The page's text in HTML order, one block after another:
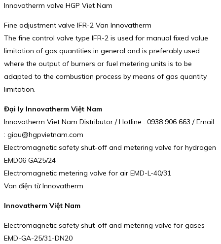
Innovatherm valve HGP Viet Nam
Fine adjustment valve IFR-2 Van Innovatherm
The fine control valve type IFR-2 is used for manual fixed value
limitation of gas quantities in general and is preferably used
where the output of burners or fuel metering units is to be
adapted to the combustion process by means of gas quantity
limitation.
Đại ly Innovatherm Việt Nam
Innovatherm Viet Nam Distributor / Hotline : 0938 906 663 / Email
: giau@hgpvietnam.com
Electromagnetic safety shut-off and metering valve for hydrogen
EMD06 GA25/24
Electromagnetic metering valve for air EMD-L-40/31
Van điện từ Innovatherm
Innovatherm Việt Nam
Electromagnetic safety shut-off and metering valve for gases
EMD-GA-25/31-DN20